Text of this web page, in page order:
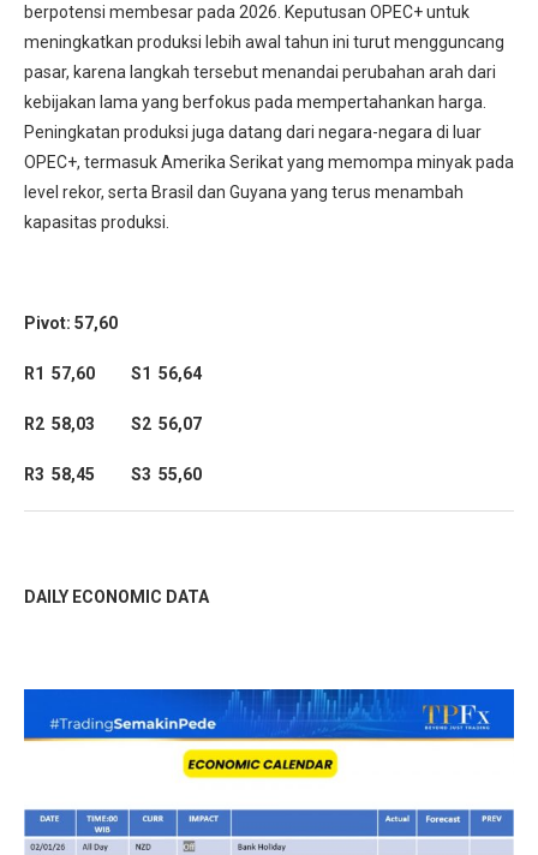
berpotensi membesar pada 2026. Keputusan OPEC+ untuk
meningkatkan produksi lebih awal tahun ini turut mengguncang
pasar, karena langkah tersebut menandai perubahan arah dari
kebijakan lama yang berfokus pada mempertahankan harga.
Peningkatan produksi juga datang dari negara-negara di luar
OPEC+, termasuk Amerika Serikat yang memompa minyak pada
level rekor, serta Brasil dan Guyana yang terus menambah
kapasitas produksi.
Pivot: 57,60
R1 57,60 S1 56,64
R2 58,03 S2 56,07
R3 58,45 S3 55,60
DAILY ECONOMIC DATA